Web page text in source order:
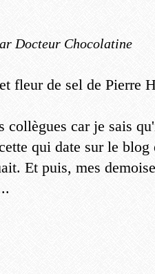
Docteur Chocolatine
collègues car je sais
qui date sur le
Et puis, mes